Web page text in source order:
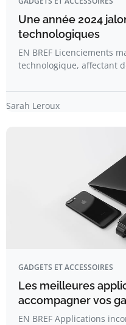
Une année 2024
technologiques
EN BREF Licenciements
technologique, affectant
Sarah Leroux
GADGETS ET ACCESSOIRES
Les meilleures
accompagner vos
EN BREF Applications